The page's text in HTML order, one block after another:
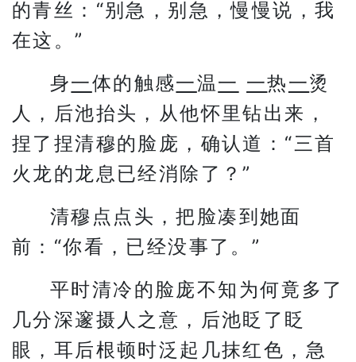
的青丝：“别急，别急，慢慢说，我
在这。”
身一体的触感一温一 一热一烫
人，后池抬头，从他怀里钻出来，
捏了捏清穆的脸庞，确认道：“三首
火龙的龙息已经消除了？”
清穆点点头，把脸凑到她面
前：“你看，已经没事了。”
平时清冷的脸庞不知为何竟多了
几分深邃摄人之意，后池眨了眨
眼，耳后根顿时泛起几抹红色，急